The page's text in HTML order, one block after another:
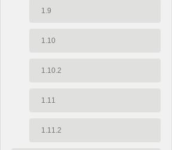
1.9
1.10
1.10.2
1.11
1.11.2